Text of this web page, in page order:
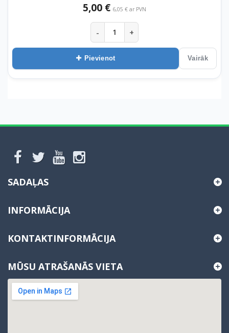
5,00 € 6,05 € ar PVN
- +
Pievienot Vairāk
SADAĻAS
INFORMĀCIJA
KONTAKTINFORMĀCIJA
MŪSU ATRAŠANĀS VIETA